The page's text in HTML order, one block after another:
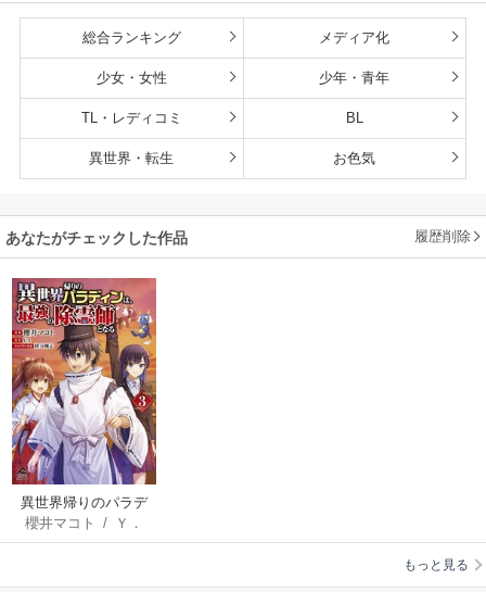
総合ランキング メディア化
少女・女性 少年・青年
TL・レディコミ BL
異世界・転生 お色気
あなたがチェックした作品 履歴削除
異世界帰りのパラデ
ィンは、最強の除霊
師となる
櫻井マコト /
Ｙ．
Ａ/緒方剛志
もっと見る